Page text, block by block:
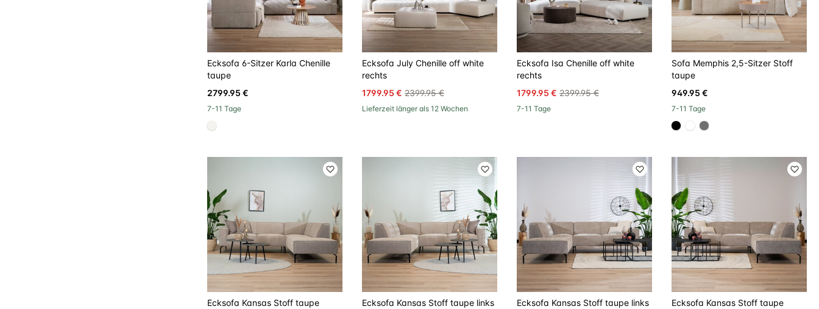
Ecksofa 6-Sitzer Karla Chenille
taupe
2799.95 €
7-11 Tage
#f5f3ef
Ecksofa July Chenille off white
rechts
1799.95 € 2399.95 €
Lieferzeit länger als 12 Wochen
Ecksofa Isa Chenille off white
rechts
1799.95 € 2399.95 €
7-11 Tage
Sofa Memphis 2,5-Sitzer Stoff
taupe
949.95 €
7-11 Tage
#000000
#FFFFFF
#707070
Ecksofa Kansas Stoff taupe
Ecksofa Kansas Stoff taupe links
Ecksofa Kansas Stoff taupe links
Ecksofa Kansas Stoff taupe